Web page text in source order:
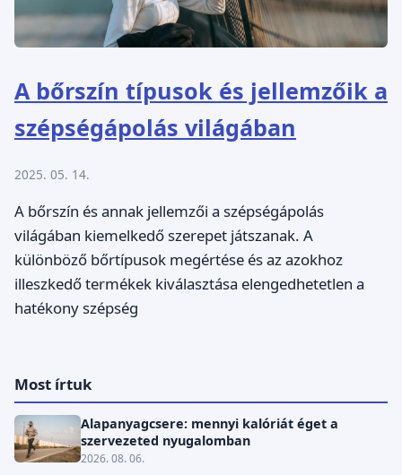
A bőrszín típusok és jellemzőik a
szépségápolás világában
2025. 05. 14.
A bőrszín és annak jellemzői a szépségápolás
világában kiemelkedő szerepet játszanak. A
különböző bőrtípusok megértése és az azokhoz
illeszkedő termékek kiválasztása elengedhetetlen a
hatékony szépség
Most írtuk
Alapanyagcsere: mennyi kalóriát éget a
szervezeted nyugalomban
2026. 08. 06.